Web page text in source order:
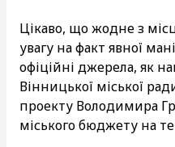
Цікаво, що жодне з
увагу на факт явної
офіційні джерела, як
Вінницької міської
проекту Володимира
міського бюджету на